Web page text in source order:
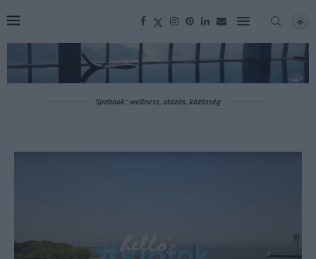
Spabook: wellness, utazás, közösség